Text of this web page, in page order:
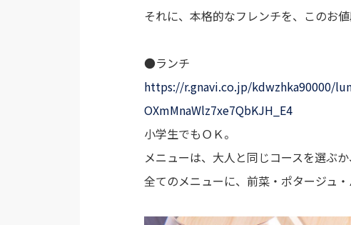
それに、本格的なフレンチを、このお
●ランチ
https://r.gnavi.co.jp/kdwzhka90000/
OXmMnaWlz7xe7QbKJH_E4
小学生でもＯＫ。
メニューは、大人と同じコースを選ぶ
全てのメニューに、前菜・ポタージュ・